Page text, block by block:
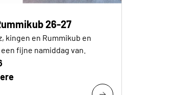
26-27
kingen en Rummikub en
fijne namiddag van.